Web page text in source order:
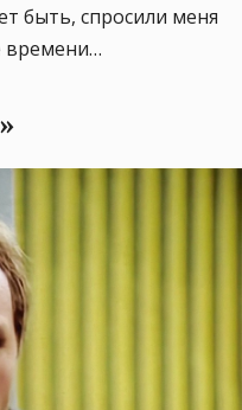
быть, спросили меня
времени…